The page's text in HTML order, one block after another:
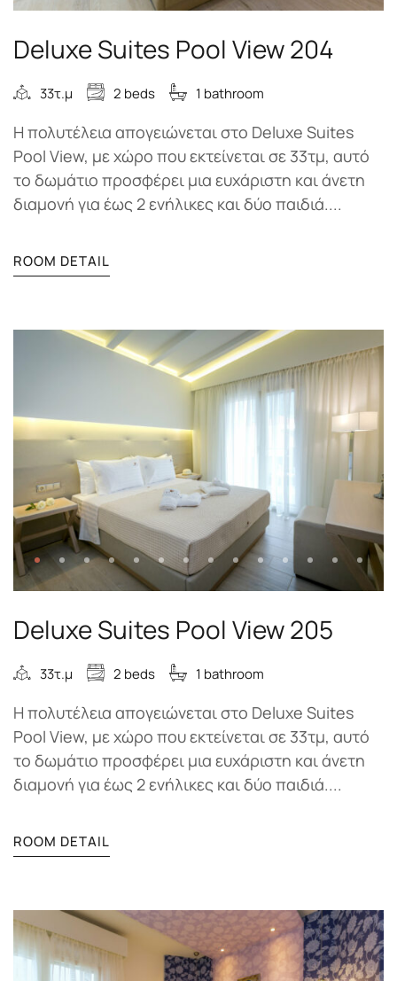
Deluxe Suites Pool View 204
33τ.μ 2 beds 1 bathroom
Η πολυτέλεια απογειώνεται στο Deluxe Suites
Pool View, με χώρο που εκτείνεται σε 33τμ, αυτό
το δωμάτιο προσφέρει μια ευχάριστη και άνετη
διαμονή για έως 2 ενήλικες και δύο παιδιά....
ROOM DETAIL
Deluxe Suites Pool View 205
33τ.μ 2 beds 1 bathroom
Η πολυτέλεια απογειώνεται στο Deluxe Suites
Pool View, με χώρο που εκτείνεται σε 33τμ, αυτό
το δωμάτιο προσφέρει μια ευχάριστη και άνετη
διαμονή για έως 2 ενήλικες και δύο παιδιά....
ROOM DETAIL